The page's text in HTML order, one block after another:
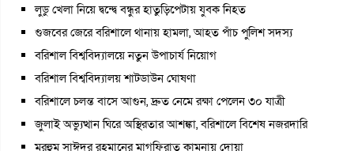
লুডু খেলা নিয়ে দ্বন্দ্বে বন্ধুর হাতুড়িপেটায় যুবক নিহত
গুজবের জেরে বরিশালে থানায় হামলা, আহত পাঁচ পুলিশ সদস্য
বরিশাল বিশ্ববিদ্যালয়ে নতুন উপাচার্য নিয়োগ
বরিশাল বিশ্ববিদ্যালয় শাটডাউন ঘোষণা
বরিশালে চলন্ত বাসে আগুন, দ্রুত নেমে রক্ষা পেলেন ৩০ যাত্রী
জুলাই অভ্যুত্থান ঘিরে অস্থিরতার আশঙ্কা, বরিশালে বিশেষ নজরদারি
মরহুম সাঈদুর রহমানের মাগফিরাত কামনায় দোয়া